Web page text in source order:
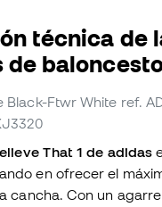
técnica de
de
Black-Ftwr White ref.
That 1 de adidas
en ofrecer el
cancha. Con un agarre